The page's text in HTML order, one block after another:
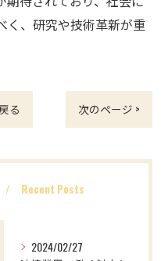
く、研究や技術革新が重
る 次のページ >
Recent Posts
2024/02/27